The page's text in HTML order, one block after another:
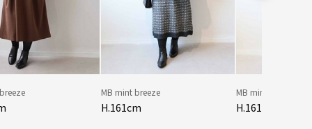
MB mint breeze
H.161cm
MB mint breeze
H.161cm